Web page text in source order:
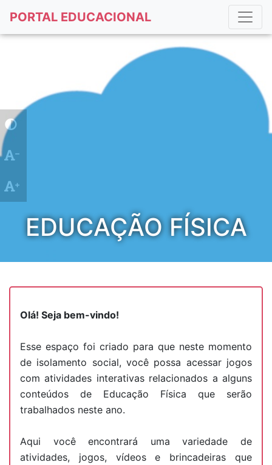
PORTAL EDUCACIONAL
EDUCAÇÃO FÍSICA
Olá! Seja bem-vindo!
Esse espaço foi criado para que neste momento
de isolamento social, você possa acessar jogos
com atividades interativas relacionados a alguns
conteúdos de Educação Física que serão
trabalhados neste ano.
Aqui você encontrará uma variedade de
atividades, jogos, vídeos e brincadeiras que